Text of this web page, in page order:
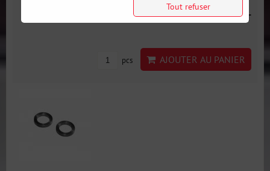
135 €incl. VAT
pcs AJOUTER AU PANIER
Tout refuser